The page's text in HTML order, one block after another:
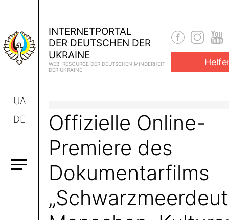
UA
DE
INTERNETPORTAL
DER DEUTSCHEN DER
UKRAINE
WEB-RESOURCE DER DEUTSCHEN MINDERHEIT
DER UKRAINE
Offizielle Online-
Premiere des
Dokumentarfilms